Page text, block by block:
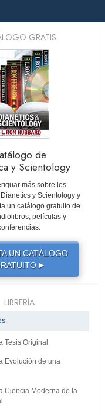
GRATIS
de
y Scientology
más sobre los
y Scientology y
un catálogo gratuito de
películas y
UN CATÁLOGO
▶
LIBRERÍA
Tesis Original
Evolución de una
Ciencia Moderna de la